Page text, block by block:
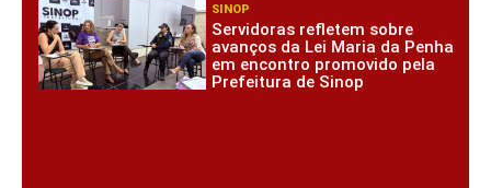
SINOP
Servidoras refletem sobre
avanços da Lei Maria da Penha
em encontro promovido pela
Prefeitura de Sinop